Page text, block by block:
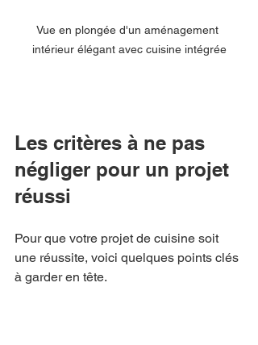
Vue en plongée d'un aménagement
intérieur élégant avec cuisine intégrée
Les critères à ne pas
négliger pour un projet
réussi
Pour que votre projet de cuisine soit
une réussite, voici quelques points clés
à garder en tête.